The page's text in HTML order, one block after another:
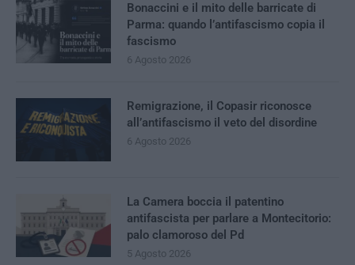
Bonaccini e il mito delle barricate di
Parma: quando l’antifascismo copia il
fascismo
6 Agosto 2026
Remigrazione, il Copasir riconosce
all’antifascismo il veto del disordine
6 Agosto 2026
La Camera boccia il patentino
antifascista per parlare a Montecitorio:
palo clamoroso del Pd
5 Agosto 2026